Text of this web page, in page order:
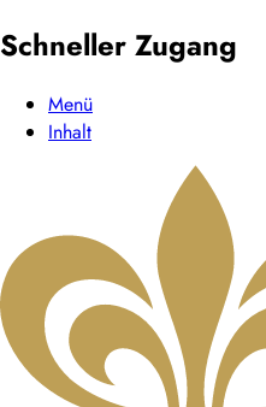
Schneller Zugang
Menü
Inhalt